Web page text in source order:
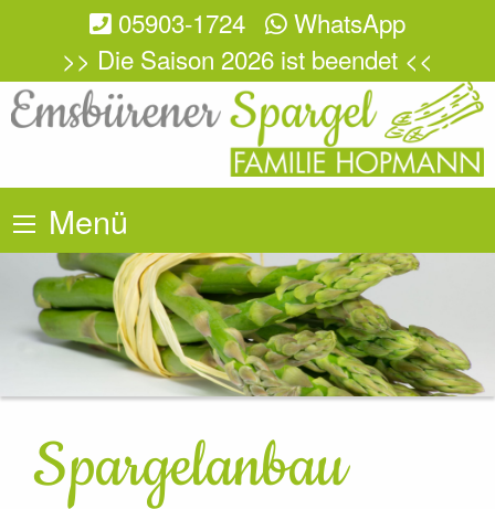
05903-1724
WhatsApp
>> Die Saison 2026 ist beendet <<
Menü
Spargelanbau